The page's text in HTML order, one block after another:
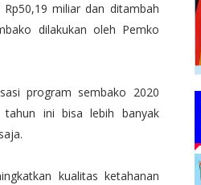
miliar dan ditambah
dilakukan oleh Pemko
program sembako 2020
ini bisa lebih banyak
kualitas ketahanan